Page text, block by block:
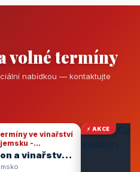
volné termíny
nabídkou — kontaktujte
ve vinařství
-
vín
a vinařství
⚡ AKCE